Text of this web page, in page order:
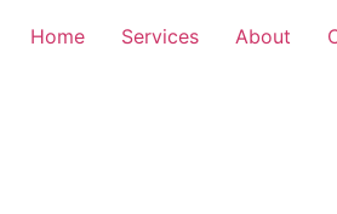
Home Services About